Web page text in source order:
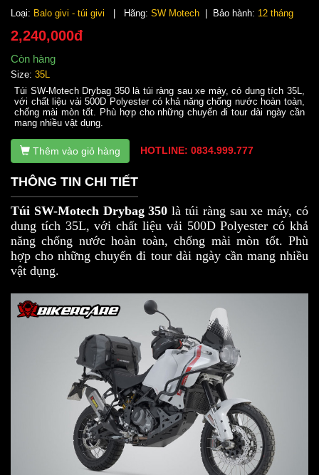
Loại: Balo givi - túi givi | Hãng: SW Motech | Bảo hành: 12 tháng
2,240,000đ
Còn hàng
Size: 35L
Túi SW-Motech Drybag 350 là túi ràng sau xe máy, có dung tích 35L,
với chất liệu vải 500D Polyester có khả năng chống nước hoàn toàn,
chống mài mòn tốt. Phù hợp cho những chuyến đi tour dài ngày cần
mang nhiều vật dụng.
Thêm vào giỏ hàng HOTLINE: 0834.999.777
THÔNG TIN CHI TIẾT
Túi SW-Motech Drybag 350 là túi ràng sau xe máy, có
dung tích 35L, với chất liệu vải 500D Polyester có khả
năng chống nước hoàn toàn, chống mài mòn tốt. Phù
hợp cho những chuyến đi tour dài ngày cần mang nhiều
vật dụng.